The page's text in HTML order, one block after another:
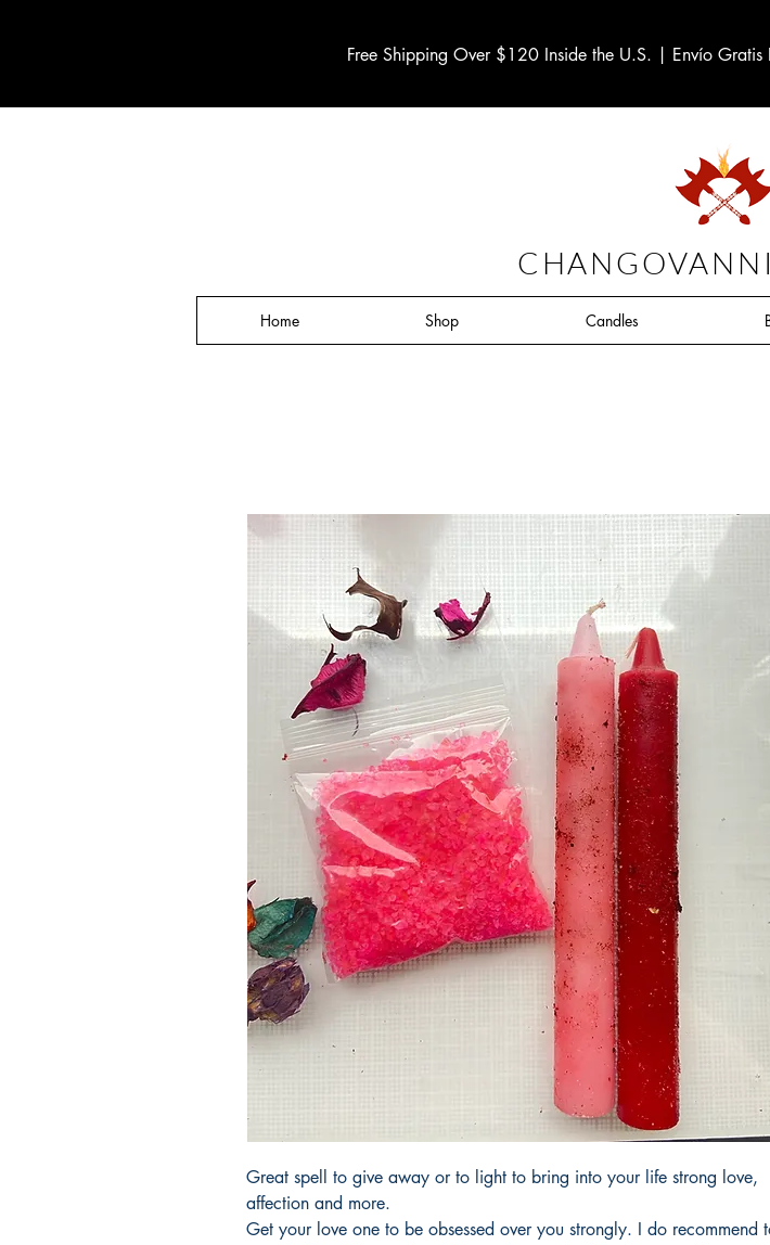
Free Shipping Over $120 Inside the U.S. | Envío
Home Shop Candles
Great spell to give away or to light to bring into your life strong love,
affection and more.
Get your love one to be obsessed over you strongly. I do recommend